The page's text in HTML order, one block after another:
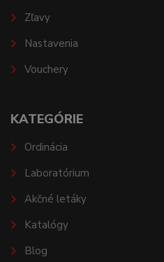
Zľavy
Nastavenia
Vouchery
KATEGÓRIE
Ordinácia
Laboratórium
Akčné letáky
Katalógy
Blog